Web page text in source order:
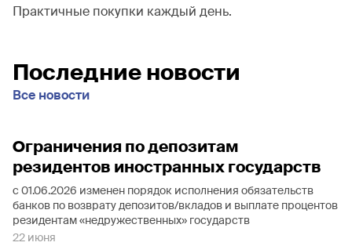
Практичные покупки каждый день.
Последние новости
Все новости
Ограничения по депозитам
резидентов иностранных государств
с 01.06.2026 изменен порядок исполнения обязательств
банков по возврату депозитов/вкладов и выплате процентов
резидентам «недружественных» государств
22 июня